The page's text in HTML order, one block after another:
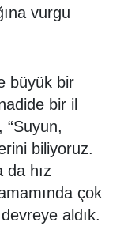
vurgu
büyük bir
bir il
“Suyun,
biliyoruz.
da hız
çok
aldık.